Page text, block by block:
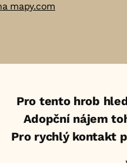
mapy.com
Pro tento hrob
Adopční nájem
Pro rychlý kontakt